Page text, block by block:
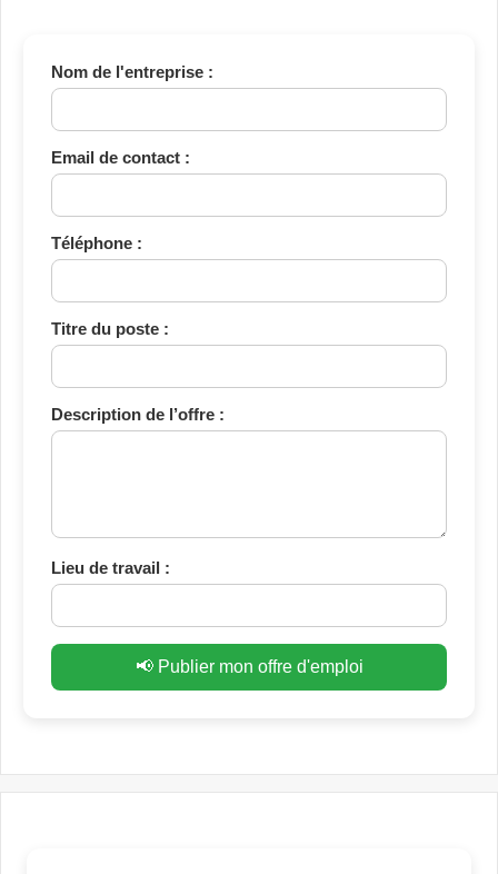
Nom de l'entreprise :
Email de contact :
Téléphone :
Titre du poste :
Description de l’offre :
Lieu de travail :
📢 Publier mon offre d'emploi